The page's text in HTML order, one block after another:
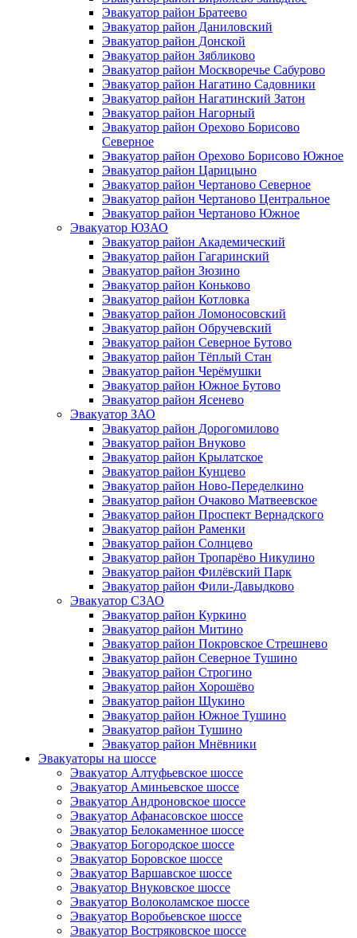
Эвакуатор район Братеево
Эвакуатор район Даниловский
Эвакуатор район Донской
Эвакуатор район Зябликово
Эвакуатор район Москворечье Сабурово
Эвакуатор район Нагатино Cадовники
Эвакуатор район Нагатинский Затон
Эвакуатор район Нагорный
Эвакуатор район Орехово Борисово
Северное
Эвакуатор район Орехово Борисово Южное
Эвакуатор район Царицыно
Эвакуатор район Чертаново Северное
Эвакуатор район Чертаново Центральное
Эвакуатор район Чертаново Южное
Эвакуатор ЮЗАО
Эвакуатор район Академический
Эвакуатор район Гагаринский
Эвакуатор район Зюзино
Эвакуатор район Коньково
Эвакуатор район Котловка
Эвакуатор район Ломоносовский
Эвакуатор район Обручевский
Эвакуатор район Северное Бутово
Эвакуатор район Тёплый Стан
Эвакуатор район Черёмушки
Эвакуатор район Южное Бутово
Эвакуатор район Ясенево
Эвакуатор ЗАО
Эвакуатор район Дорогомилово
Эвакуатор район Внуково
Эвакуатор район Крылатское
Эвакуатор район Кунцево
Эвакуатор район Ново-Переделкино
Эвакуатор район Очаково Матвеевское
Эвакуатор район Проспект Вернадского
Эвакуатор район Раменки
Эвакуатор район Солнцево
Эвакуатор район Тропарёво Никулино
Эвакуатор район Филёвский Парк
Эвакуатор район Фили-Давыдково
Эвакуатор СЗАО
Эвакуатор район Куркино
Эвакуатор район Митино
Эвакуатор район Покровское Стрешнево
Эвакуатор район Северное Тушино
Эвакуатор район Строгино
Эвакуатор район Хорошёво
Эвакуатор район Щукино
Эвакуатор район Южное Тушино
Эвакуатор район Тушино
Эвакуатор район Мнёвники
Эвакуаторы на шоссе
Эвакуатор Алтуфьевское шоссе
Эвакуатор Аминьевское шоссе
Эвакуатор Андроновское шоссе
Эвакуатор Афанасовское шоссе
Эвакуатор Белокаменное шоссе
Эвакуатор Богородское шоссе
Эвакуатор Боровское шоссе
Эвакуатор Варшавское шоссе
Эвакуатор Внуковское шоссе
Эвакуатор Волоколамское шоссе
Эвакуатор Воробьевское шоссе
Эвакуатор Востряковское шоссе